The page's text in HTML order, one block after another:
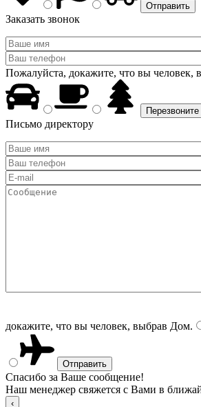
Заказать звонок
Пожалуйста, докажите, что вы человек,
Письмо директору
докажите, что вы человек, выбрав Дом.
Спасибо за Ваше сообщение!
Наш менеджер свяжется с Вами в